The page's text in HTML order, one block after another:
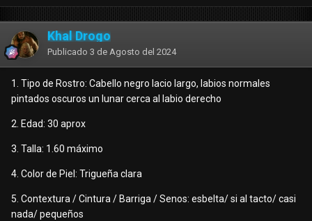
Khal Drogo
Publicado 3 de Agosto del 2024
1. Tipo de Rostro: Cabello negro lacio largo, labios normales
pintados oscuros un lunar cerca al labio derecho
2. Edad: 30 aprox
3. Talla: 1.60 máximo
4. Color de Piel: Trigueña clara
5. Contextura / Cintura / Barriga / Senos: esbelta/ si al tacto/ casi
nada/ pequeños